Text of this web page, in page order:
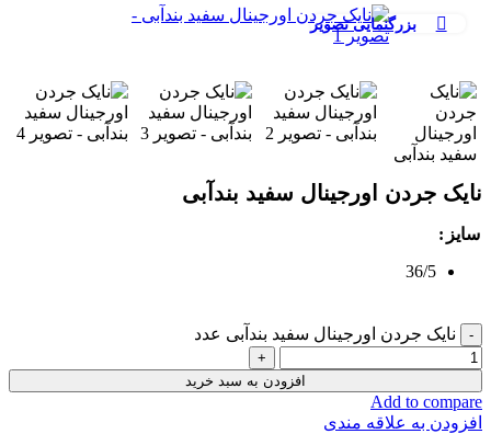
بزرگنمایی تصویر
نایک جردن اورجینال سفید بندآبی
سایز
36/5
نایک جردن اورجینال سفید بندآبی عدد
افزودن به سبد خرید
Add to compare
افزودن به علاقه مندی